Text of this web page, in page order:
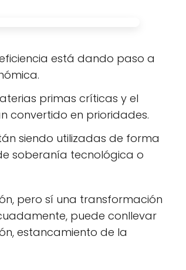
está dando paso a
primas críticas y el
convertido en prioridades.
siendo utilizadas de forma
soberanía tecnológica o
pero sí una transformación
puede conllevar
estancamiento de la